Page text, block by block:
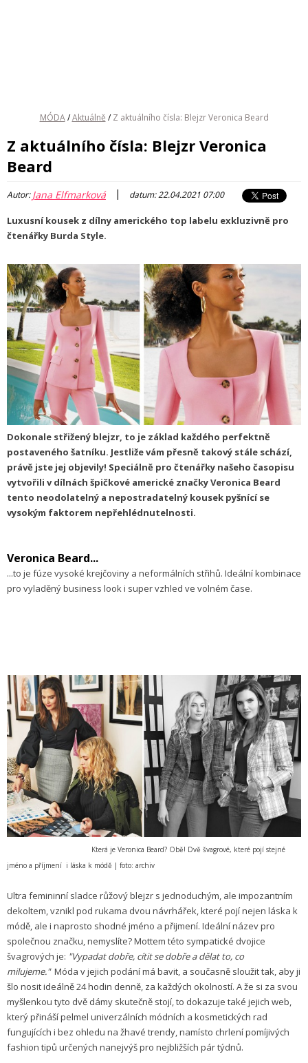
MÓDA / Aktuálně / Z aktuálního čísla: Blejzr Veronica Beard
Z aktuálního čísla: Blejzr Veronica
Beard
Autor:Jana Elfmarková | datum: 22.04.2021 07:00
Luxusní kousek z dílny amerického top labelu exkluzivně pro
čtenářky Burda Style.
Dokonale střižený blejzr, to je základ každého perfektně
postaveného šatníku. Jestliže vám přesně takový stále schází,
právě jste jej objevily! Speciálně pro čtenářky našeho časopisu
vytvořili v dílnách špičkové americké značky Veronica Beard
tento neodolatelný a nepostradatelný kousek pyšnící se
vysokým faktorem nepřehlédnutelnosti.
Veronica Beard...
...to je fúze vysoké krejčoviny a neformálních střihů. Ideální kombinace
pro vyladěný business look i super vzhled ve volném čase.
Která je Veronica Beard? Obě! Dvě švagrové, které pojí stejné
jméno a příjmení i láska k módě | foto: archiv
Ultra femininní sladce růžový blejzr s jednoduchým, ale impozantním
dekoltem, vznikl pod rukama dvou návrhářek, které pojí nejen láska k
módě, ale i naprosto shodné jméno a přijmení. Ideální název pro
společnou značku, nemyslíte? Mottem této sympatické dvojice
švagrových je: "Vypadat dobře, cítit se dobře a dělat to, co
milujeme." Móda v jejich podání má bavit, a současně sloužit tak, aby ji
šlo nosit ideálně 24 hodin denně, za každých okolností. A že si za svou
myšlenkou tyto dvě dámy skutečně stojí, to dokazuje také jejich web,
který přináší pelmel univerzálních módních a kosmetických rad
fungujících i bez ohledu na žhavé trendy, namísto chrlení pomíjivých
fashion tipů určených nanejvýš pro nejbližších pár týdnů.